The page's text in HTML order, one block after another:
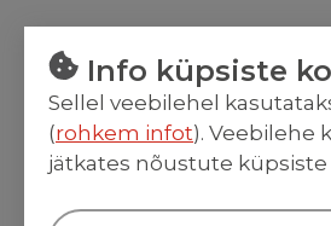
Info küpsiste
Sellel veebilehel
(rohkem infot). Veebilehe
jätkates nõustute küpsiste